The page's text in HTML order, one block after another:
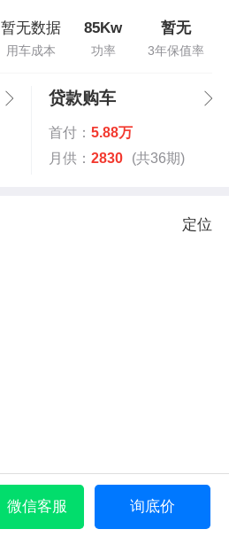
暂无数据
用车成本
85Kw
功率
暂无
3年保值率
贷款购车
首付： 5.88万
月供： 2830 (共36期)
定位
微信客服 询底价